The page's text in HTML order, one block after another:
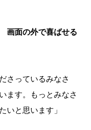
画面の外で喜ばせる
さっているみなさ
ます。もっとみなさ
いと思います」